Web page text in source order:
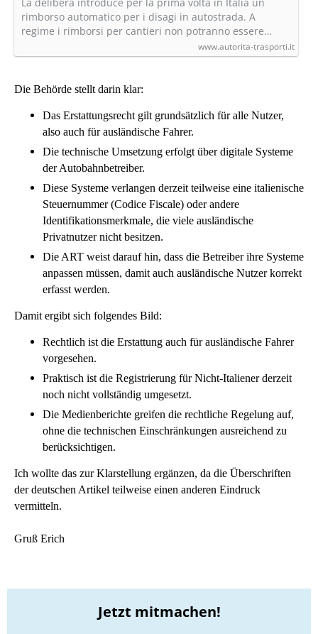
Trasporti
rimborso automatico per i disagi in autostrada. A
regime i rimborsi per cantieri non potranno essere…
www.autorita-trasporti.it
Die Behörde stellt darin klar:
Das Erstattungsrecht gilt grundsätzlich für alle Nutzer,
also auch für ausländische Fahrer.
Die technische Umsetzung erfolgt über digitale Systeme
der Autobahnbetreiber.
Diese Systeme verlangen derzeit teilweise eine italienische
Steuernummer (Codice Fiscale) oder andere
Identifikationsmerkmale, die viele ausländische
Privatnutzer nicht besitzen.
Die ART weist darauf hin, dass die Betreiber ihre Systeme
anpassen müssen, damit auch ausländische Nutzer korrekt
erfasst werden.
Damit ergibt sich folgendes Bild:
Rechtlich ist die Erstattung auch für ausländische Fahrer
vorgesehen.
Praktisch ist die Registrierung für Nicht‑Italiener derzeit
noch nicht vollständig umgesetzt.
Die Medienberichte greifen die rechtliche Regelung auf,
ohne die technischen Einschränkungen ausreichend zu
berücksichtigen.
Ich wollte das zur Klarstellung ergänzen, da die Überschriften
der deutschen Artikel teilweise einen anderen Eindruck
vermitteln.
Gruß Erich
Jetzt mitmachen!